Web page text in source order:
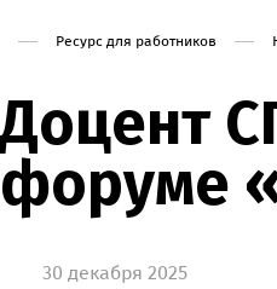
Ресурс для работников
Доцент
форуме
30 декабря 2025